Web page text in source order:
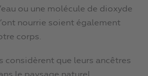
ou une molécule de dioxyde
nourrie soient également
corps.
considèrent que leurs ancêtres